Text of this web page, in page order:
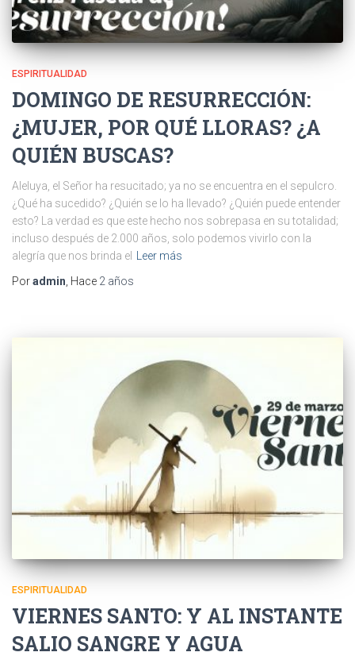
ESPIRITUALIDAD
DOMINGO DE RESURRECCIÓN:
¿MUJER, POR QUÉ LLORAS? ¿A
QUIÉN BUSCAS?
Aleluya, el Señor ha resucitado; ya no se encuentra en el sepulcro.
¿Qué ha sucedido? ¿Quién se lo ha llevado? ¿Quién puede entender
esto? La verdad es que este hecho nos sobrepasa en su totalidad;
incluso después de 2.000 años, solo podemos vivirlo con la
alegría que nos brinda el
Leer más
Poradmin , Hace 2 años
ESPIRITUALIDAD
VIERNES SANTO: Y AL INSTANTE
SALIO SANGRE Y AGUA